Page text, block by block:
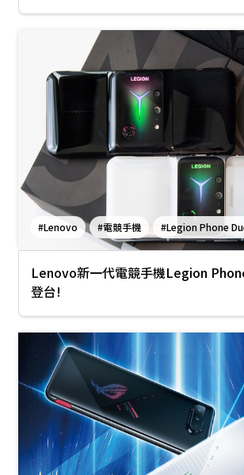
#Lenovo #電競手機 #Legion Phone
Lenovo新一代電競手機Legion
登台!